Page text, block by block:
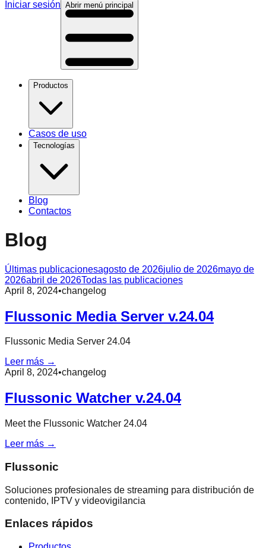
Iniciar sesión Abrir menú principal
Productos
Casos de uso
Tecnologías
Blog
Contactos
Blog
Últimas publicacionesagosto de 2026julio de 2026mayo de
2026abril de 2026Todas las publicaciones
April 8, 2024•changelog
Flussonic Media Server v.24.04
Flussonic Media Server 24.04
Leer más →
April 8, 2024•changelog
Flussonic Watcher v.24.04
Meet the Flussonic Watcher 24.04
Leer más →
Flussonic
Soluciones profesionales de streaming para distribución de
contenido, IPTV y videovigilancia
Enlaces rápidos